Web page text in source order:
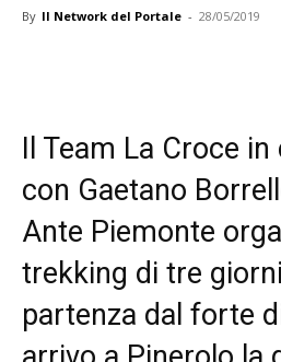
By Il Network del Portale - 28/05/2019
Il Team La Croce
con Gaetano
Ante Piemonte
trekking di tre
partenza dal forte